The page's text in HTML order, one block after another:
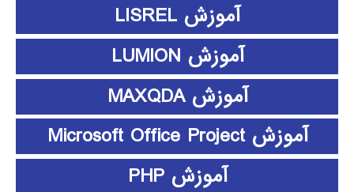
آموزش LISREL
آموزش LUMION
آموزش MAXQDA
آموزش Microsoft Office Project
آموزش PHP